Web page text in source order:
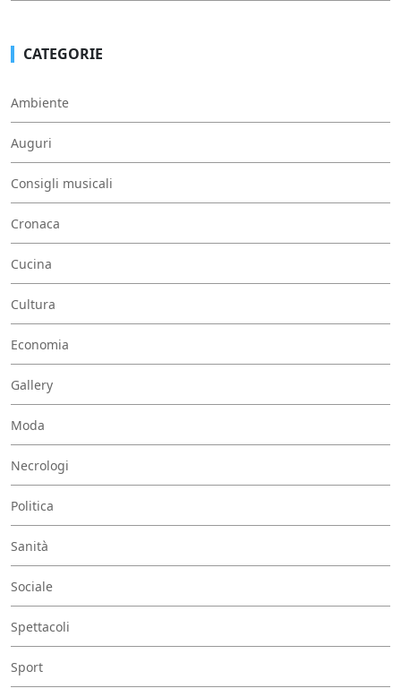
CATEGORIE
Ambiente
Auguri
Consigli musicali
Cronaca
Cucina
Cultura
Economia
Gallery
Moda
Necrologi
Politica
Sanità
Sociale
Spettacoli
Sport